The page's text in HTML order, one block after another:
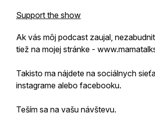
Support the show
Ak vás môj podcast zaujal,
tiež na mojej stránke -
Takisto ma nájdete na sociálnych
instagrame alebo facebooku.
Teším sa na vašu návštevu.